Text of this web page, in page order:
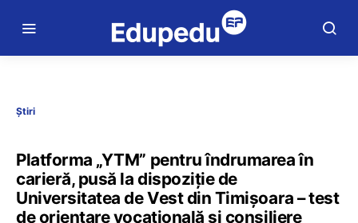
Știri
Platforma „YTM” pentru îndrumarea în
carieră, pusă la dispoziție de
Universitatea de Vest din Timișoara – test
de orientare vocațională și consiliere